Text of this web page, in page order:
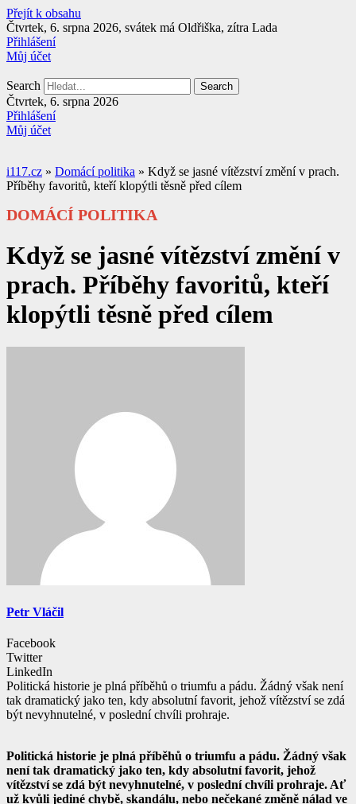
Přejít k obsahu
Čtvrtek, 6. srpna 2026, svátek má Oldřiška, zítra Lada
Přihlášení
Můj účet
Search Search
Čtvrtek, 6. srpna 2026
Přihlášení
Můj účet
i117.cz » Domácí politika » Když se jasné vítězství změní v prach.
Příběhy favoritů, kteří klopýtli těsně před cílem
DOMÁCÍ POLITIKA
Když se jasné vítězství změní v
prach. Příběhy favoritů, kteří
klopýtli těsně před cílem
Petr Vláčil
Facebook
Twitter
LinkedIn
Politická historie je plná příběhů o triumfu a pádu. Žádný však není
tak dramatický jako ten, kdy absolutní favorit, jehož vítězství se zdá
být nevyhnutelné, v poslední chvíli prohraje.
Politická historie je plná příběhů o triumfu a pádu. Žádný však
není tak dramatický jako ten, kdy absolutní favorit, jehož
vítězství se zdá být nevyhnutelné, v poslední chvíli prohraje. Ať
už kvůli jediné chybě, skandálu, nebo nečekané změně nálad ve